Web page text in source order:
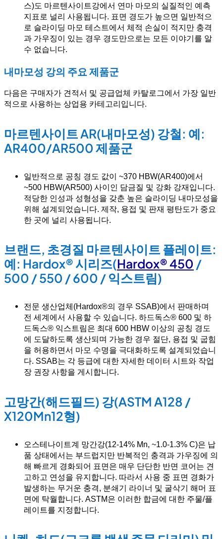
스)도 마르텐사이트강에서 연마 마모의 실질적인 예측
지표로 널리 사용됩니다. 표면 경도가 높으면 일반적으
로 슬라이딩 마모 테스트에서 체적 손실이 적지만 충격
과 가우징이 있는 경우 경도만으로는 모든 이야기를 알
수 없습니다.
내마모성 강의 주요 제품군
다음은 구매자가 견적서 및 공급업체 카탈로그에서 가장 일반
적으로 사용하는 상업용 카테고리입니다.
마르텐사이트 AR(내마모성) 강철: 예:
AR400/AR500 제품군
일반적으로 공칭 경도 값이 ~370 HBW(AR400)에서
~500 HBW(AR500) 사이인 담금질 및 강화 강재입니다.
적당한 인성과 성형성을 갖춘 높은 슬라이딩 내마모성을
위해 설계되었습니다. 제작, 용접 및 판재 평탄도가 중요
한 곳에 널리 사용됩니다.
브랜드, 초경질 마르텐사이트 플레이트:
예: Hardox® 시리즈(Hardox® 450 /
500 / 550 / 600 / 익스트림)
전문 생산업체(Hardox®의 경우 SSAB)에서 판매하며
전 세계에서 사용할 수 있습니다. 하드독스® 600 및 하
드독스® 익스트림은 최대 600 HBW 이상의 공칭 경도
에 도달하도록 생산되며 가능한 경우 절단, 용접 및 굽힘
을 허용하면서 마모 수명을 극대화하도록 설계되었습니
다. SSAB는 각 등급에 대한 자세한 데이터 시트와 작업
장 권장 사항을 게시합니다.
고망간(해드필드) 강(ASTM A128 /
X120Mn12형)
오스테나이트계 망간강(12-14% Mn, ~1.0-1.3% C)은 납
품 상태에서는 부드럽지만 반복적인 충격과 가우징에 의
해 빠르게 경화되어 표면은 매우 단단한 반면 코어는 견
고하고 연성을 유지합니다. 따라서 사용 중 표면 경화가
발생하는 무거운 충격, 분쇄기 라이너 및 굴삭기 해머 표
면에 탁월합니다. ASTM은 이러한 합금에 대한 주물/플
레이트를 지정합니다.